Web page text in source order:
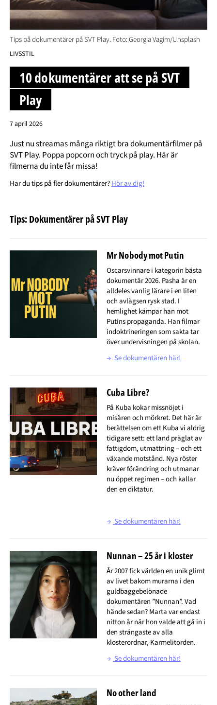
Tips på dokumentärer på SVT Play. Foto: Georgia Vagim/Unsplash
LIVSSTIL
10 dokumentärer att se på SVT
Play
7 april 2026
Just nu streamas många riktigt bra dokumentärfilmer på
SVT Play. Poppa popcorn och tryck på play. Här är
filmerna du inte får missa!
Har du tips på fler dokumentärer?Hör av dig!
Tips: Dokumentärer på SVT Play
Mr Nobody mot Putin
Oscarsvinnare i kategorin bästa
dokumentär 2026. Pasha är en
alldeles vanlig lärare i en liten
och avlägsen rysk stad. I
hemlighet kämpar han mot
Putins propaganda. Han filmar
indoktrineringen som sakta tar
över undervisningen på skolan.
→Se dokumentären här!
Cuba Libre?
På Kuba kokar missnöjet i
misären och mörkret. Det här är
berättelsen om ett Kuba vi aldrig
tidigare sett: ett land präglat av
fattigdom, utmattning – och ett
växande motstånd. Nya röster
kräver förändring och utmanar
nu öppet regimen – och kallar
den en diktatur.
→Se dokumentären här!
Nunnan – 25 år i kloster
År 2007 fick världen en unik glimt
av livet bakom murarna i den
guldbaggebelönade
dokumentären ”Nunnan”. Vad
hände sedan? Marta var endast
nitton år när hon valde att gå in i
den strängaste av alla
klosterordnar, Karmelitorden.
→Se dokumentären här!
No other land